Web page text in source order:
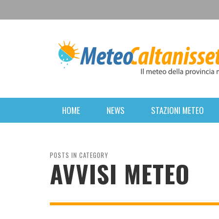
HOME NEWS STAZIONI METEO
POSTS IN CATEGORY
AVVISI METEO